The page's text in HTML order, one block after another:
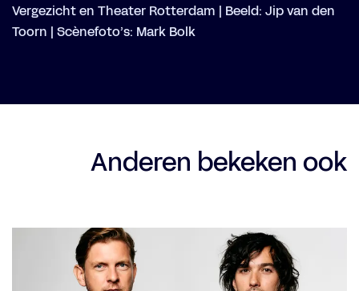
Vergezicht en Theater Rotterdam | Beeld: Jip van den
Toorn | Scènefoto’s: Mark Bolk
Anderen bekeken ook